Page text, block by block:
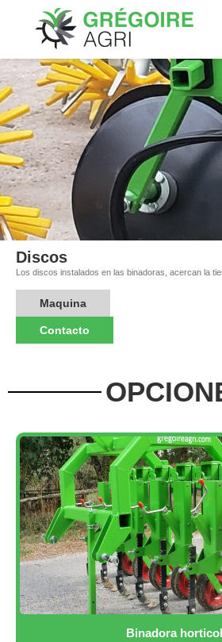
Discos
Los discos instalados en las binadoras, acercan la
Maquina
Contacto
Binadora